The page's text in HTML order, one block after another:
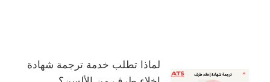
لماذا تطلب خدمة ترجمة شهادة